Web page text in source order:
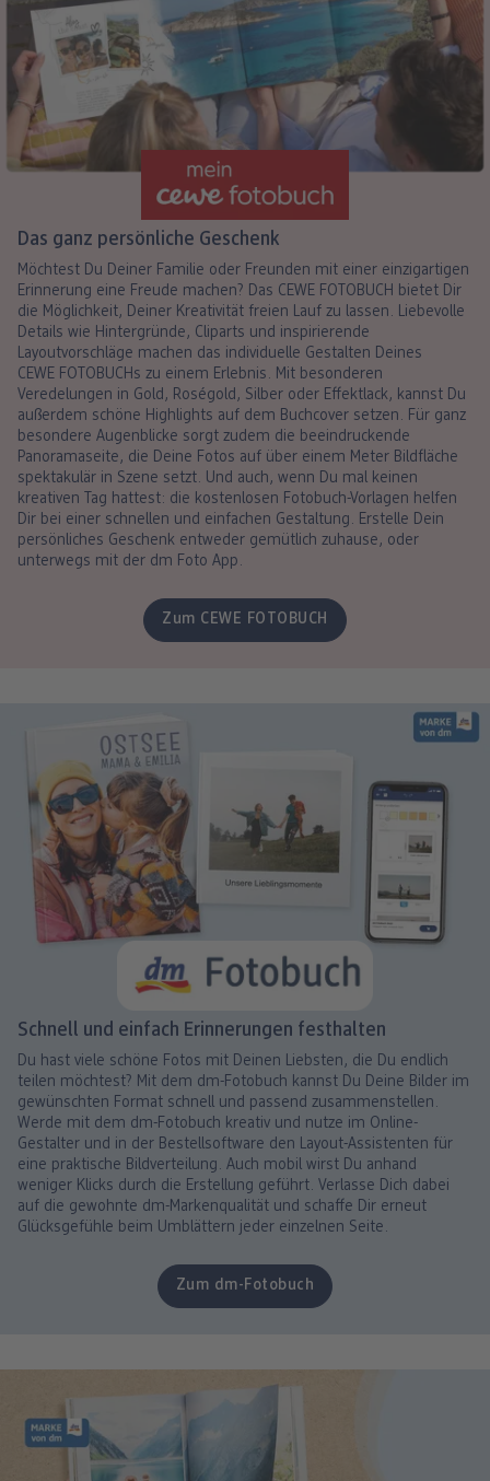
Das ganz persönliche Geschenk
Möchtest Du Deiner Familie oder Freunden mit einer einzigartigen
Erinnerung eine Freude machen? Das CEWE FOTOBUCH bietet Dir
die Möglichkeit, Deiner Kreativität freien Lauf zu lassen. Liebevolle
Details wie Hintergründe, Cliparts und inspirierende
Layoutvorschläge machen das individuelle Gestalten Deines
CEWE FOTOBUCHs zu einem Erlebnis. Mit besonderen
Veredelungen in Gold, Roségold, Silber oder Effektlack, kannst Du
außerdem schöne Highlights auf dem Buchcover setzen. Für ganz
besondere Augenblicke sorgt zudem die beeindruckende
Panoramaseite, die Deine Fotos auf über einem Meter Bildfläche
spektakulär in Szene setzt. Und auch, wenn Du mal keinen
kreativen Tag hattest: die kostenlosen Fotobuch-Vorlagen helfen
Dir bei einer schnellen und einfachen Gestaltung. Erstelle Dein
persönliches Geschenk entweder gemütlich zuhause, oder
unterwegs mit der dm Foto App.
Zum CEWE FOTOBUCH
Schnell und einfach Erinnerungen festhalten
Du hast viele schöne Fotos mit Deinen Liebsten, die Du endlich
teilen möchtest? Mit dem dm-Fotobuch kannst Du Deine Bilder im
gewünschten Format schnell und passend zusammenstellen.
Werde mit dem dm-Fotobuch kreativ und nutze im Online-
Gestalter und in der Bestellsoftware den Layout-Assistenten für
eine praktische Bildverteilung. Auch mobil wirst Du anhand
weniger Klicks durch die Erstellung geführt. Verlasse Dich dabei
auf die gewohnte dm-Markenqualität und schaffe Dir erneut
Glücksgefühle beim Umblättern jeder einzelnen Seite.
Zum dm-Fotobuch